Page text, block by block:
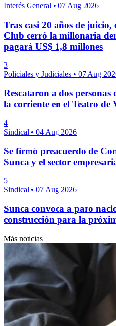
Interés General • 07 Aug 2026
Tras casi 20 años de
Club cerró la millonaria
pagará US$ 1,8 millones
3
Policiales y Judiciales • 07 Aug
Rescataron a dos
la corriente en el Teatro de
4
Sindical • 04 Aug 2026
Se firmó preacuerdo de
Sunca y el sector
5
Sindical • 07 Aug 2026
Sunca convoca a paro
construcción para la
Más noticias